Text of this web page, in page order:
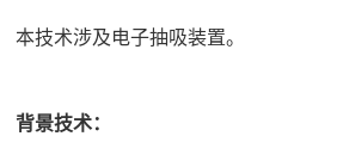
本技术涉及电子抽吸装置。
背景技术：